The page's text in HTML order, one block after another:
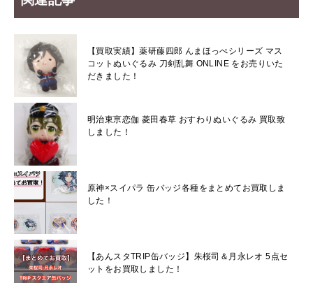
【買取実績】薬研藤四郎 んまほっぺシリーズ マス
コットぬいぐるみ 刀剣乱舞 ONLINE をお売りいた
だきました！
明治東亰恋伽 菱田春草 おすわりぬいぐるみ 買取致
しました！
原神×スイパラ 缶バッジ各種をまとめてお買取しま
した！
【あんスタTRIP缶バッジ】朱桜司＆月永レオ 5点セ
ットをお買取しました！